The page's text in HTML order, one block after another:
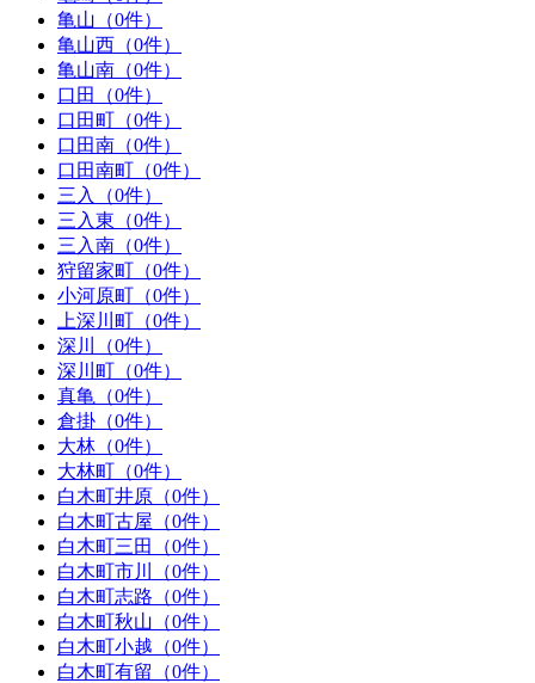
亀山（0件）
亀山西（0件）
亀山南（0件）
口田（0件）
口田町（0件）
口田南（0件）
口田南町（0件）
三入（0件）
三入東（0件）
三入南（0件）
狩留家町（0件）
小河原町（0件）
上深川町（0件）
深川（0件）
深川町（0件）
真亀（0件）
倉掛（0件）
大林（0件）
大林町（0件）
白木町井原（0件）
白木町古屋（0件）
白木町三田（0件）
白木町市川（0件）
白木町志路（0件）
白木町秋山（0件）
白木町小越（0件）
白木町有留（0件）